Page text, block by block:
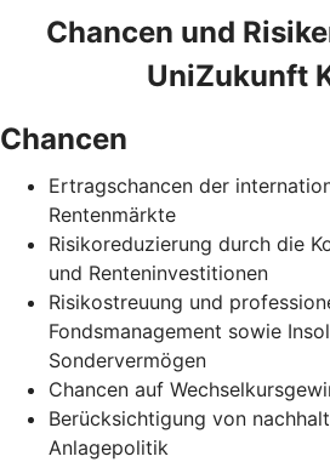
Chancen und
UniZukunft
Chancen
Ertragschancen der
Rentenmärkte
Risikoreduzierung durch die
und Renteninvestitionen
Risikostreuung und
Fondsmanagement sowie
Sondervermögen
Chancen auf
Berücksichtigung von
Anlagepolitik